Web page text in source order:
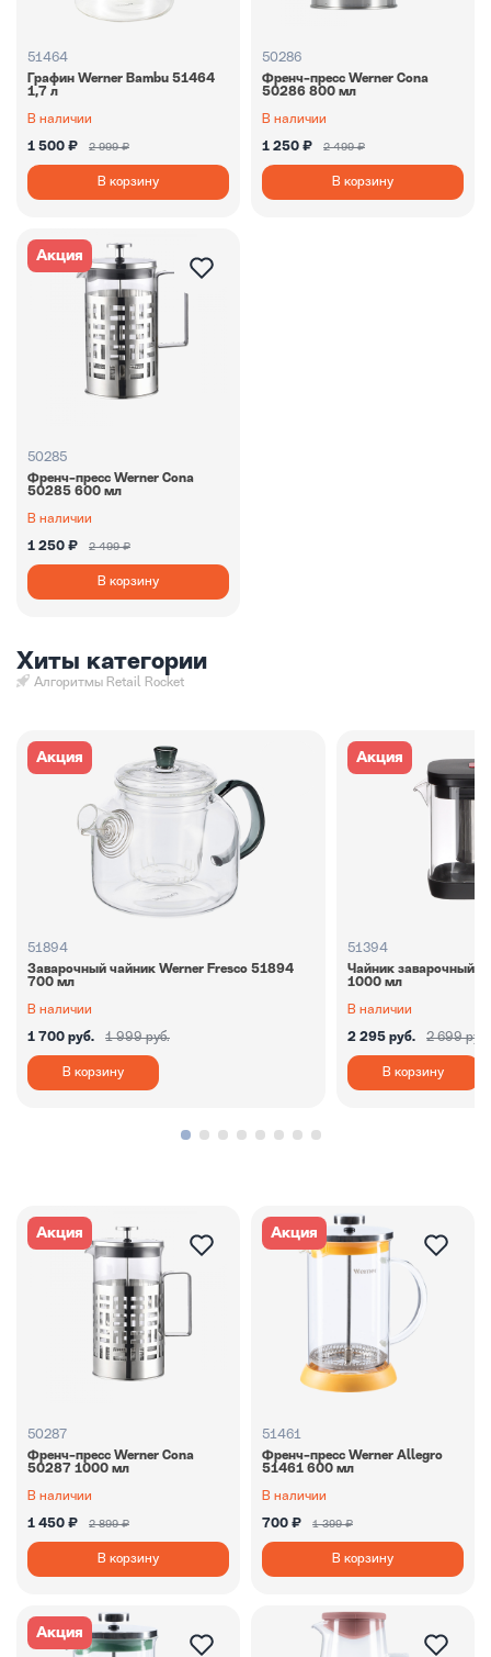
51464
Графин Werner Bambu 51464
1,7 л
В наличии
1 500 ₽ 2 999 ₽
В корзину
50286
Френч-пресс Werner Cona
50286 800 мл
В наличии
1 250 ₽ 2 499 ₽
В корзину
Акция
50285
Френч-пресс Werner Cona
50285 600 мл
В наличии
1 250 ₽ 2 499 ₽
В корзину
Хиты категории
Алгоритмы Retail Rocket
Акция
51894
Заварочный чайник Werner Fresco 51894
700 мл
В наличии
1 700 руб. 1 999 руб.
В корзину
Акция
51394
Чайник заварочный
1000 мл
В наличии
2 295 руб. 2 699 руб.
В корзину
Акция
50287
Френч-пресс Werner Cona
50287 1000 мл
В наличии
1 450 ₽ 2 899 ₽
В корзину
Акция
51461
Френч-пресс Werner Allegro
51461 600 мл
В наличии
700 ₽ 1 399 ₽
В корзину
Акция